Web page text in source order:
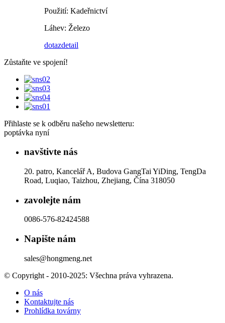
Použití: Kadeřnictví
Láhev: Železo
dotazdetail
Zůstaňte ve spojení!
Přihlaste se k odběru našeho newsletteru:
poptávka nyní
navštivte nás
20. patro, Kancelář A, Budova GangTai YiDing, TengDa
Road, Luqiao, Taizhou, Zhejiang, Čína 318050
zavolejte nám
0086-576-82424588
Napište nám
sales@hongmeng.net
© Copyright - 2010-2025: Všechna práva vyhrazena.
O nás
Kontaktujte nás
Prohlídka továrny